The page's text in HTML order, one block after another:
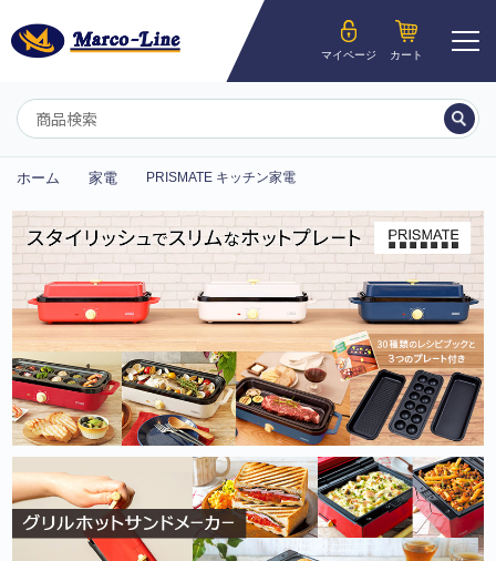
マイページ カート
ホーム 家電 PRISMATE キッチン家電
ようこそ__MEMBER_LASTNAME__様
マイページ
北海道・沖縄のお客様には一部送料のご負担をお願いいたします。割引サービスは一
部除外品があります。